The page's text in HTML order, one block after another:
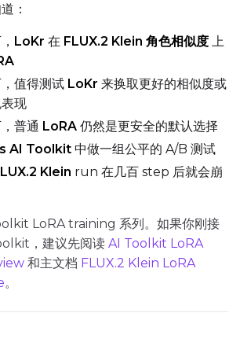
SAVE
Max Step Saves to Keep
：
LoKr 在 FLUX.2 Klein 角色相似度 上
值得测试 LoKr 来换取更好的相似度或
现
普通 LoRA 仍然是更安全的默认选择
AI Toolkit 中做一组公平的 A/B 测试
Klein run 在几百 step 后就会崩
LoRA training 系列。如果你刚接
，建议先阅读 AI Toolkit LoRA
和主文档 FLUX.2 Klein LoRA
。